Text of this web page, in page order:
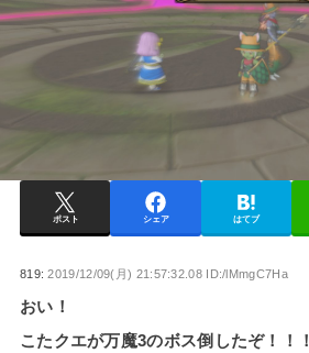
ポスト シェア はてブ
819:2019/12/09(月) 21:57:32.08 ID:/lMmgC7Ha
おい！
こたクエが万魔3のボス倒したぞ！！！